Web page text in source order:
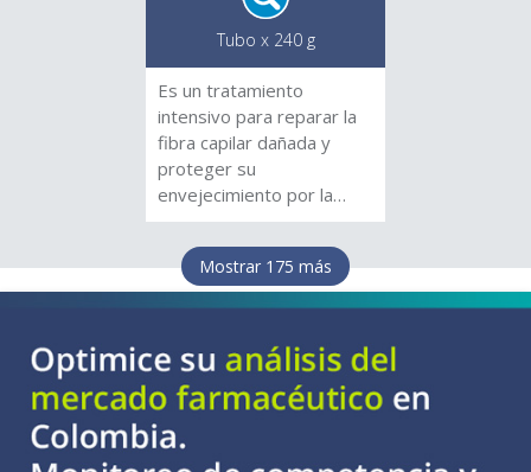
Tubo x 240 g
Es un tratamiento
intensivo para reparar la
fibra capilar dañada y
proteger su
envejecimiento por la
agresión del medio
ambiente.
Mostrar 175 más